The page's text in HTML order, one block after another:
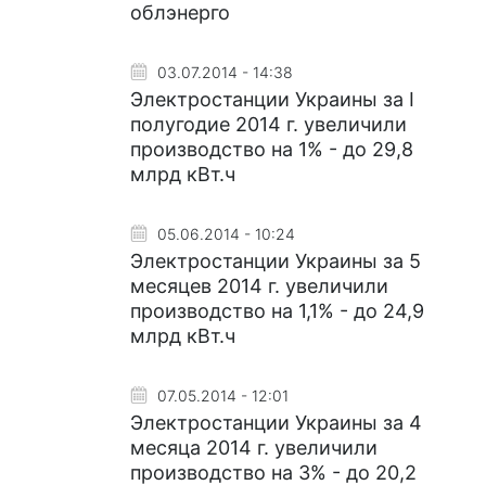
облэнерго
03.07.2014 - 14:38
Электростанции Украины за I
полугодие 2014 г. увеличили
производство на 1% - до 29,8
млрд кВт.ч
05.06.2014 - 10:24
Электростанции Украины за 5
месяцев 2014 г. увеличили
производство на 1,1% - до 24,9
млрд кВт.ч
07.05.2014 - 12:01
Электростанции Украины за 4
месяца 2014 г. увеличили
производство на 3% - до 20,2